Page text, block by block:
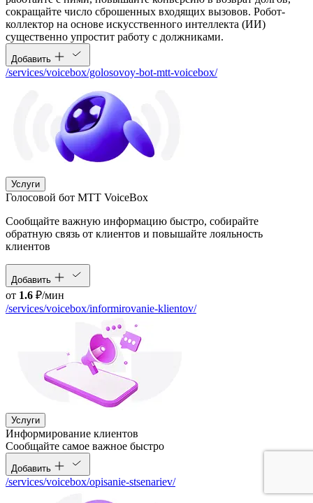
сокращайте число сброшенных входящих вызовов. Робот-
коллектор на основе искусственного интеллекта (ИИ)
существенно упростит работу с должниками.
Добавить
/services/voicebox/golosovoy-bot-mtt-voicebox/
Услуги
Голосовой бот МТТ VoiceBox
Сообщайте важную информацию быстро, собирайте
обратную связь от клиентов и повышайте лояльность
клиентов
Добавить
от 1.6 ₽/мин
/services/voicebox/informirovanie-klientov/
Услуги
Информирование клиентов
Сообщайте самое важное быстро
Добавить
/services/voicebox/opisanie-stsenariev/